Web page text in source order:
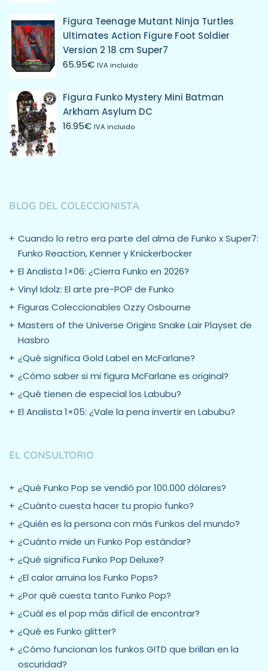
Figura Teenage Mutant Ninja Turtles
Ultimates Action Figure Foot Soldier
Version 2 18 cm Super7
65.95€ IVA incluido
Figura Funko Mystery Mini Batman
Arkham Asylum DC
16.95€ IVA incluido
BLOG DEL COLECCIONISTA
Cuando lo retro era parte del alma de Funko x Super7:
Funko Reaction, Kenner y Knickerbocker
El Analista 1×06: ¿Cierra Funko en 2026?
Vinyl Idolz: El arte pre-POP de Funko
Figuras Coleccionables Ozzy Osbourne
Masters of the Universe Origins Snake Lair Playset de
Hasbro
¿Qué significa Gold Label en McFarlane?
¿Cómo saber si mi figura McFarlane es original?
¿Qué tienen de especial los Labubu?
El Analista 1×05: ¿Vale la pena invertir en Labubu?
EL CONSULTORIO
¿Qué Funko Pop se vendió por 100.000 dólares?
¿Cuánto cuesta hacer tu propio funko?
¿Quién es la persona con más Funkos del mundo?
¿Cuánto mide un Funko Pop estándar?
¿Qué significa Funko Pop Deluxe?
¿El calor arruina los Funko Pops?
¿Por qué cuesta tanto Funko Pop?
¿Cuál es el pop más difícil de encontrar?
¿Qué es Funko glitter?
¿Cómo funcionan los funkos GITD que brillan en la
oscuridad?